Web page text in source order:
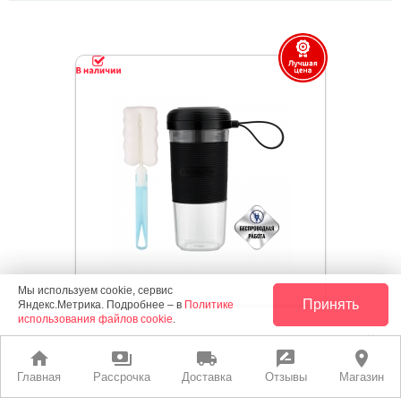
home
Главная
payments
Рассрочка
local_shipping
Доставка
rate_review
Отзывы
place
Магазин
Блендер Polaris PTB 0109 CordLess Черный
Мы используем cookie, сервис
Яндекс.Метрика. Подробнее – в Политике
использования файлов cookie.
Принять